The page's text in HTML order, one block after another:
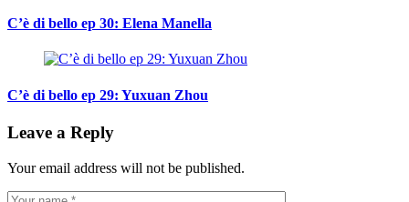
C’è di bello ep 30: Elena Manella
C’è di bello ep 29: Yuxuan Zhou
Leave a Reply
Your email address will not be published.